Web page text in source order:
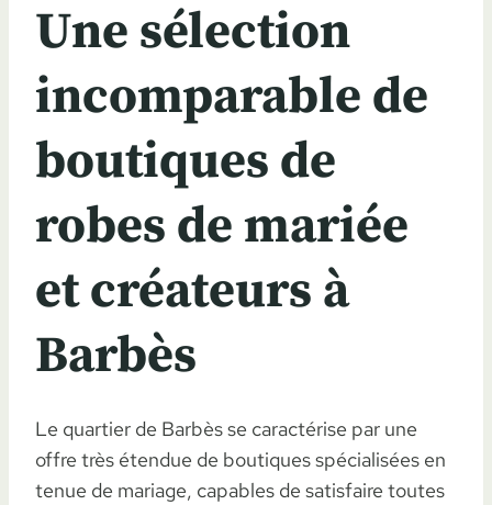
Une sélection
incomparable de
boutiques de
robes de mariée
et créateurs à
Barbès
Le quartier de Barbès se caractérise par une
offre très étendue de boutiques spécialisées en
tenue de mariage, capables de satisfaire toutes